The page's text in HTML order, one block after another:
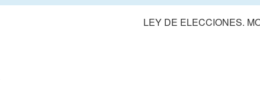
LEY DE ELECCIONES.